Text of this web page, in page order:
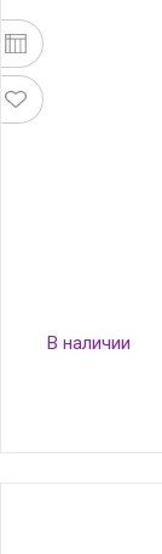
серый,
В наличии